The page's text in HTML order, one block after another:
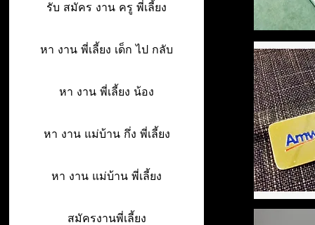
รับ สมัคร งาน ครู พี่เลี้ยง
หา งาน พี่เลี้ยง เด็ก ไป กลับ
หา งาน พี่เลี้ยง น้อง
หา งาน แม่บ้าน กึ่ง พี่เลี้ยง
หา งาน แม่บ้าน พี่เลี้ยง
สมัครงานพี่เลี้ยง